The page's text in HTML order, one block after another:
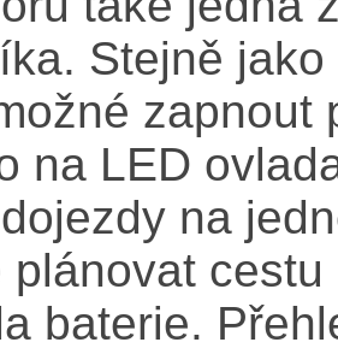
Stejně
zapnout
na LED
na
plánovat
baterie.